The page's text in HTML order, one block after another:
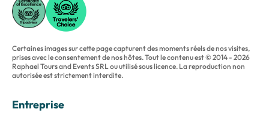
Certaines images sur cette page capturent des moments réels de nos visites,
prises avec le consentement de nos hôtes. Tout le contenu est © 2014 - 2026
Raphael Tours and Events SRL ou utilisé sous licence. La reproduction non
autorisée est strictement interdite.
Entreprise